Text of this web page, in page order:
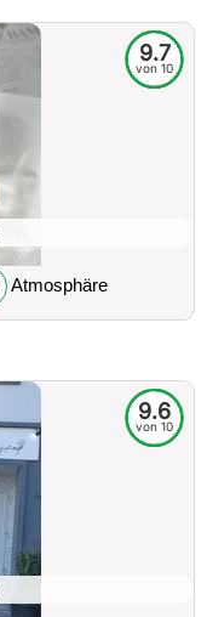
9.7
von 10
Atmosphäre
9.6
von 10